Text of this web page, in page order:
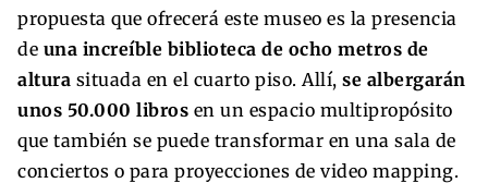
propuesta que ofrecerá este museo es la presencia
de una increíble biblioteca de ocho metros de
altura situada en el cuarto piso. Allí, se albergarán
unos 50.000 libros en un espacio multipropósito
que también se puede transformar en una sala de
conciertos o para proyecciones de video mapping.